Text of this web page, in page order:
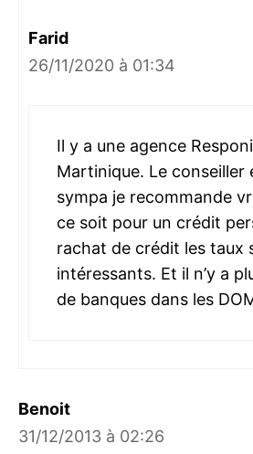
Farid
26/11/2020 à 01:34
Il y a une agence
Martinique. Le conseiller
sympa je recommande
ce soit pour un crédit
rachat de crédit les taux
intéressants. Et il n’y a
de banques dans les
Benoit
31/12/2013 à 02:26